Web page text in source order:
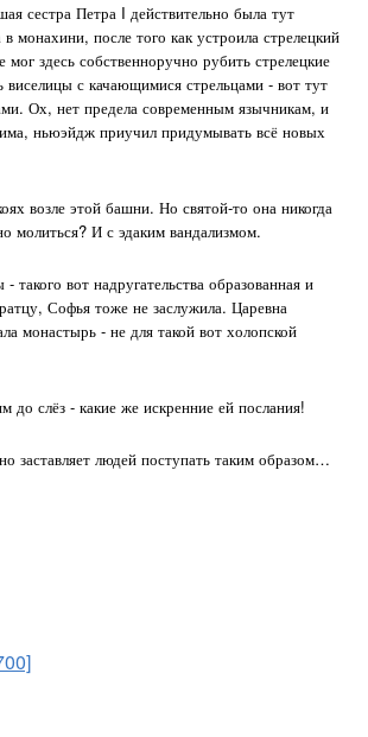
сестра Петра I действительно была тут
монахини, после того как устроила стрелецкий
мог здесь собственноручно рубить стрелецкие
виселицы с качающимися стрельцами - вот тут
Ох, нет предела современным язычникам, и
ньюэйдж приучил придумывать всё новых
возле этой башни. Но святой-то она никогда
молиться? И с эдаким вандализмом.
такого вот надругательства образованная и
Софья тоже не заслужила. Царевна
монастырь - не для такой вот холопской
до слёз - какие же искренние ей послания!
заставляет людей поступать таким образом…